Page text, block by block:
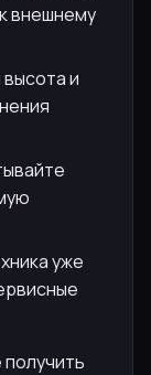
внешнему
и
уже